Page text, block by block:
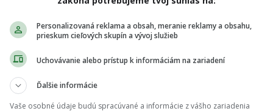
obdobie. Veľmi jednoducho sa kombinuje s
biela, čierna. Pekne však vyzerá aj s trošku výraznejšou
ste odvážnejšie tak aj s horčicovo žltou.
Personalizovaná reklama a obsah, meranie reklamy a obsahu,
prieskum cieľových skupín a vývoj služieb
Uchovávanie alebo prístup k informáciám na zariadení
Ďalšie informácie
Vaše osobné údaje budú spracúvané a informácie z vášho zariadenia